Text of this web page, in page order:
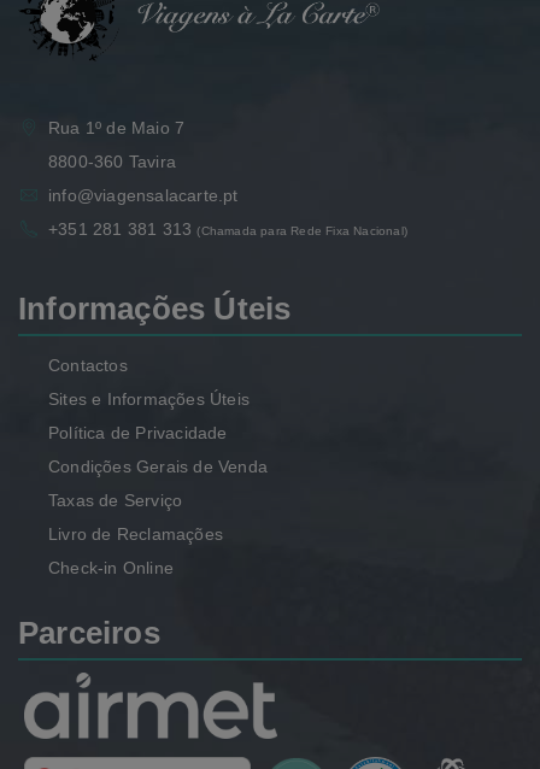
Rua 1º de Maio 7
8800-360 Tavira
info@viagensalacarte.pt
+351 281 381 313 (Chamada para Rede Fixa Nacional)
Informações Úteis
Contactos
Sites e Informações Úteis
Política de Privacidade
Condições Gerais de Venda
Taxas de Serviço
Livro de Reclamações
Check-in Online
Parceiros